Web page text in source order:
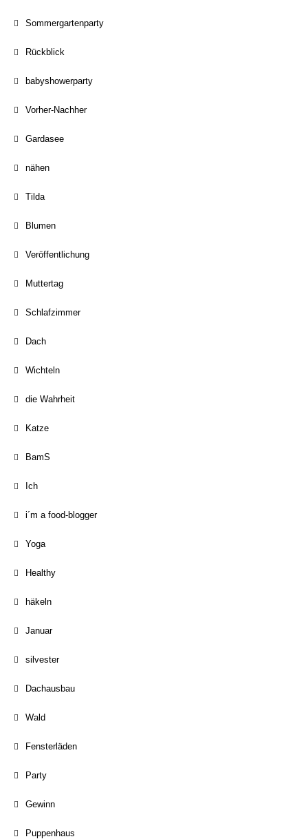
Sommergartenparty
Rückblick
babyshowerparty
Vorher-Nachher
Gardasee
nähen
Tilda
Blumen
Veröffentlichung
Muttertag
Schlafzimmer
Dach
Wichteln
die Wahrheit
Katze
BamS
Ich
i´m a food-blogger
Yoga
Healthy
häkeln
Januar
silvester
Dachausbau
Wald
Fensterläden
Party
Gewinn
Puppenhaus